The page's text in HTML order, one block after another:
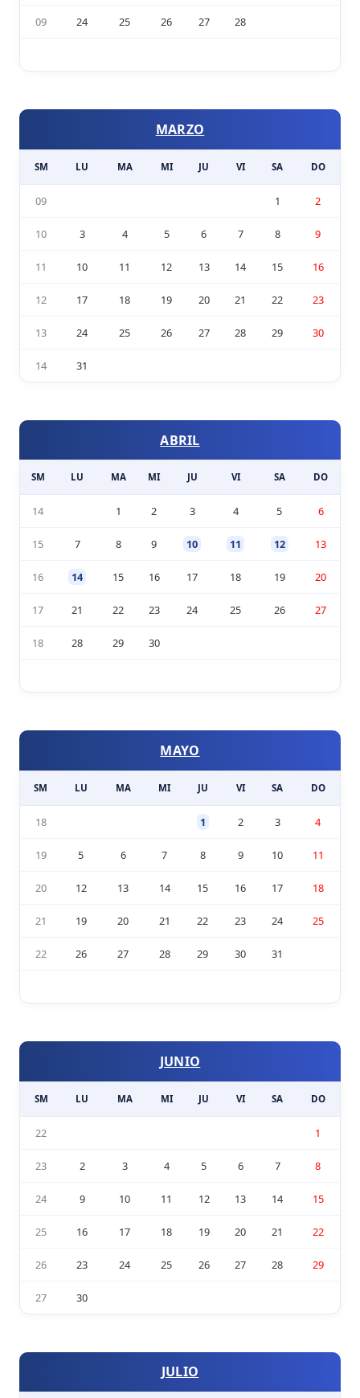
09 24 25 26 27 28
MARZO
SM LU MA MI JU VI SA DO
09 1 2
10 3 4 5 6 7 8 9
11 10 11 12 13 14 15 16
12 17 18 19 20 21 22 23
13 24 25 26 27 28 29 30
14 31
ABRIL
SM LU MA MI JU VI SA DO
14 1 2 3 4 5 6
15 7 8 9 10 11 12 13
16 14 15 16 17 18 19 20
17 21 22 23 24 25 26 27
18 28 29 30
MAYO
SM LU MA MI JU VI SA DO
18 1 2 3 4
19 5 6 7 8 9 10 11
20 12 13 14 15 16 17 18
21 19 20 21 22 23 24 25
22 26 27 28 29 30 31
JUNIO
SM LU MA MI JU VI SA DO
22 1
23 2 3 4 5 6 7 8
24 9 10 11 12 13 14 15
25 16 17 18 19 20 21 22
26 23 24 25 26 27 28 29
27 30
JULIO